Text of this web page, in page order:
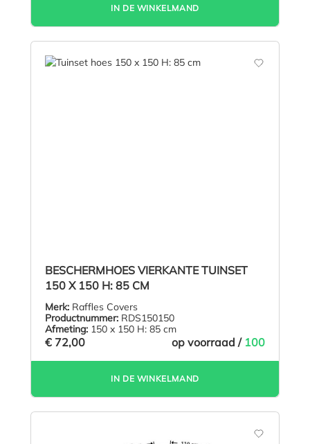
IN DE WINKELMAND
BESCHERMHOES VIERKANTE TUINSET
150 X 150 H: 85 CM
Merk: Raffles Covers
Productnummer: RDS150150
Afmeting: 150 x 150 H: 85 cm
€ 72,00 op voorraad / 100
IN DE WINKELMAND